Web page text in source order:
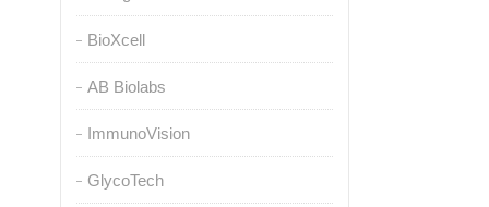
BioXcell
AB Biolabs
ImmunoVision
GlycoTech